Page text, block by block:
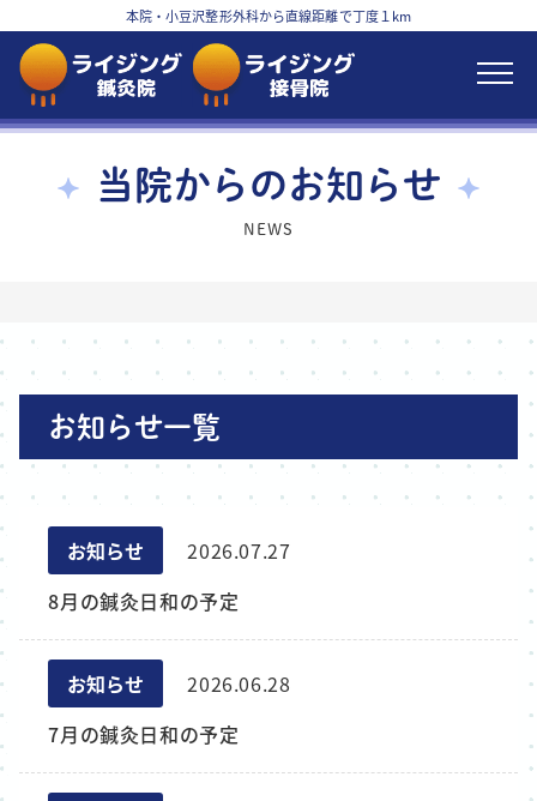
本院・小豆沢整形外科から直線距離で丁度１km
当院からのお知らせ
NEWS
お知らせ一覧
お知らせ
2026.07.27
8月の鍼灸日和の予定
お知らせ
2026.06.28
7月の鍼灸日和の予定